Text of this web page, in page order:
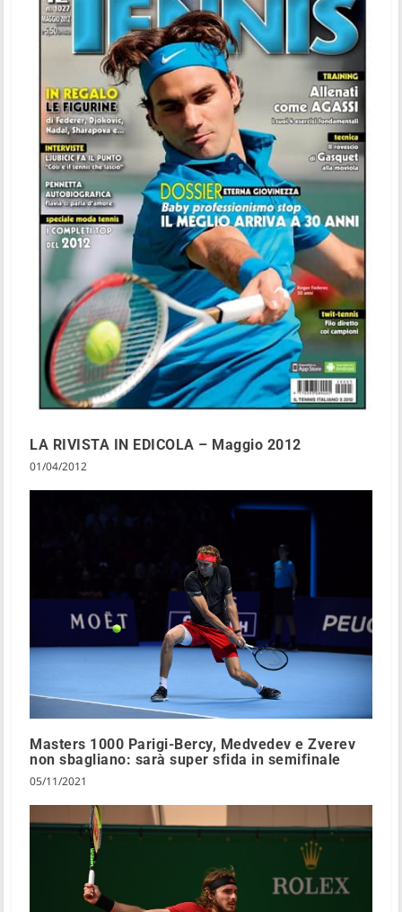
LA RIVISTA IN EDICOLA – Maggio 2012
01/04/2012
Masters 1000 Parigi-Bercy, Medvedev e Zverev
non sbagliano: sarà super sfida in semifinale
05/11/2021